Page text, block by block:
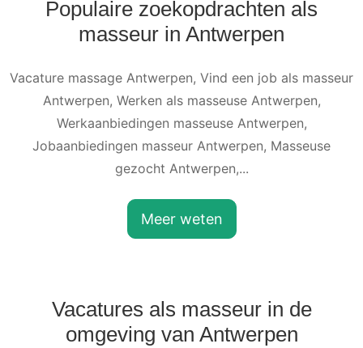
Populaire zoekopdrachten als
masseur in Antwerpen
Vacature massage Antwerpen, Vind een job als masseur
Antwerpen, Werken als masseuse Antwerpen,
Werkaanbiedingen masseuse Antwerpen,
Jobaanbiedingen masseur Antwerpen, Masseuse
gezocht Antwerpen,...
Meer weten
Vacatures als masseur in de
omgeving van Antwerpen